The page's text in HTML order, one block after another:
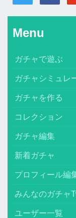
Menu
ガチャで遊ぶ
ガチャシミュレ
ガチャを作る
コレクション
ガチャ編集
新着ガチャ
プロフィール編
みんなのガチャ
ユーザー一覧